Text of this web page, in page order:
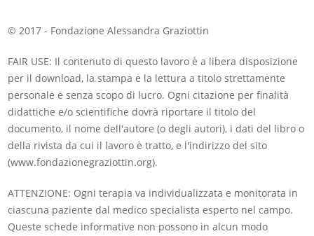
© 2017 - Fondazione Alessandra Graziottin
FAIR USE: Il contenuto di questo lavoro è a libera disposizione
per il download, la stampa e la lettura a titolo strettamente
personale e senza scopo di lucro. Ogni citazione per finalità
didattiche e/o scientifiche dovrà riportare il titolo del
documento, il nome dell'autore (o degli autori), i dati del libro o
della rivista da cui il lavoro è tratto, e l'indirizzo del sito
(www.fondazionegraziottin.org).
ATTENZIONE: Ogni terapia va individualizzata e monitorata in
ciascuna paziente dal medico specialista esperto nel campo.
Queste schede informative non possono in alcun modo